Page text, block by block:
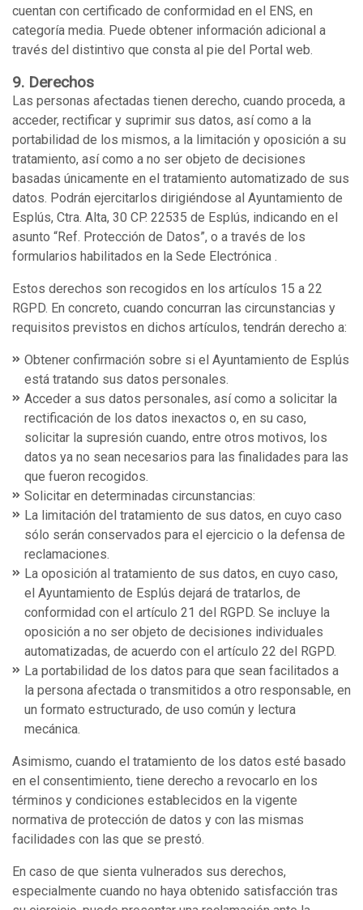
cuentan con certificado de conformidad en el ENS, en
categoría media. Puede obtener información adicional a
través del distintivo que consta al pie del Portal web.
9. Derechos
Las personas afectadas tienen derecho, cuando proceda, a
acceder, rectificar y suprimir sus datos, así como a la
portabilidad de los mismos, a la limitación y oposición a su
tratamiento, así como a no ser objeto de decisiones
basadas únicamente en el tratamiento automatizado de sus
datos. Podrán ejercitarlos dirigiéndose al Ayuntamiento de
Esplús, Ctra. Alta, 30 CP. 22535 de Esplús, indicando en el
asunto “Ref. Protección de Datos”, o a través de los
formularios habilitados en la Sede Electrónica .
Estos derechos son recogidos en los artículos 15 a 22
RGPD. En concreto, cuando concurran las circunstancias y
requisitos previstos en dichos artículos, tendrán derecho a:
Obtener confirmación sobre si el Ayuntamiento de Esplús
está tratando sus datos personales.
Acceder a sus datos personales, así como a solicitar la
rectificación de los datos inexactos o, en su caso,
solicitar la supresión cuando, entre otros motivos, los
datos ya no sean necesarios para las finalidades para las
que fueron recogidos.
Solicitar en determinadas circunstancias:
La limitación del tratamiento de sus datos, en cuyo caso
sólo serán conservados para el ejercicio o la defensa de
reclamaciones.
La oposición al tratamiento de sus datos, en cuyo caso,
el Ayuntamiento de Esplús dejará de tratarlos, de
conformidad con el artículo 21 del RGPD. Se incluye la
oposición a no ser objeto de decisiones individuales
automatizadas, de acuerdo con el artículo 22 del RGPD.
La portabilidad de los datos para que sean facilitados a
la persona afectada o transmitidos a otro responsable, en
un formato estructurado, de uso común y lectura
mecánica.
Asimismo, cuando el tratamiento de los datos esté basado
en el consentimiento, tiene derecho a revocarlo en los
términos y condiciones establecidos en la vigente
normativa de protección de datos y con las mismas
facilidades con las que se prestó.
En caso de que sienta vulnerados sus derechos,
especialmente cuando no haya obtenido satisfacción tras